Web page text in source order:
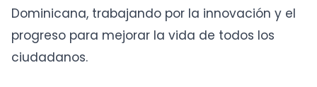
Dominicana, trabajando por la innovación y el
progreso para mejorar la vida de todos los
ciudadanos.